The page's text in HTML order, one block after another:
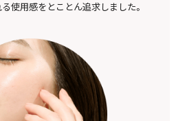
使用感をとことん追求しました。